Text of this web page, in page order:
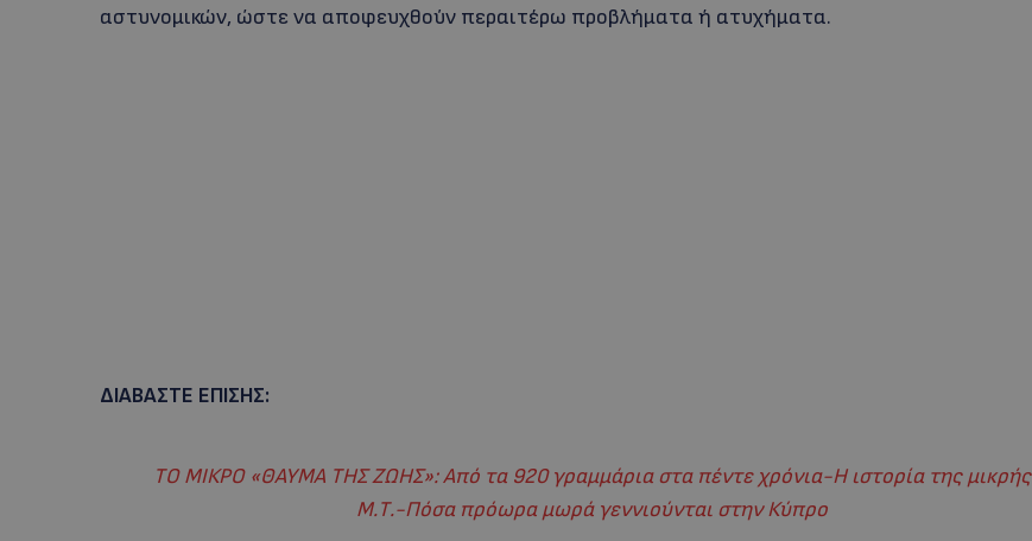
αστυνομικών, ώστε να αποφευχθούν περαιτέρω προβλήματα ή ατυχήματα.
ΔΙΑΒΑΣΤΕ ΕΠΙΣΗΣ:
ΤΟ ΜΙΚΡΟ «ΘΑΥΜΑ ΤΗΣ ΖΩΗΣ»: Από τα 920 γραμμάρια στα πέντε χρόνια-Η ιστορία της μικρής
Μ.Τ.-Πόσα πρόωρα μωρά γεννιούνται στην Κύπρο